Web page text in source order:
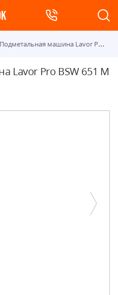
Под
метальная машина Lavor Pro BSW 651 M
Lavor Pro BSW 651 M